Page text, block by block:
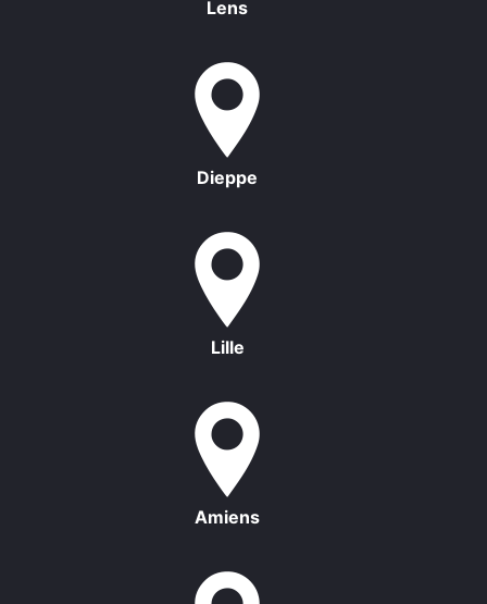
Lens
Dieppe
Lille
Amiens